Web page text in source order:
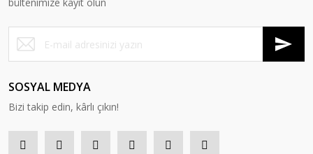
SOSYAL MEDYA
Bizi takip edin, kârlı çıkın!